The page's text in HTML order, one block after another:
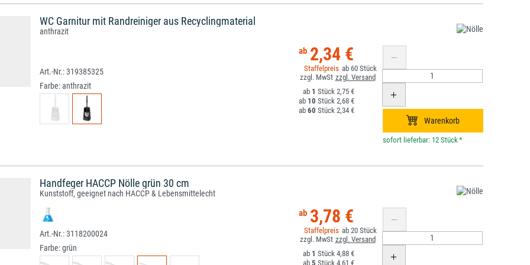
WC Garnitur mit Randreiniger aus Recyclingmaterial
anthrazit
319385325
Farbe:anthrazit
2,34 €
60
1
2,75 €
10
2,68 €
60
2,34 €
*
Handfeger HACCP Nölle grün 30 cm
Kunststoff, geeignet nach HACCP & Lebensmittelecht
3118200024
Farbe:grün
3,78 €
20
1
4,88 €
5
4,61 €